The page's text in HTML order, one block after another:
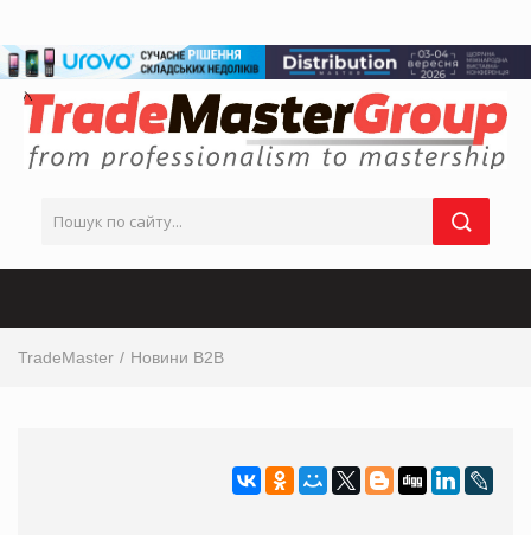
TradeMaster Новини B2B